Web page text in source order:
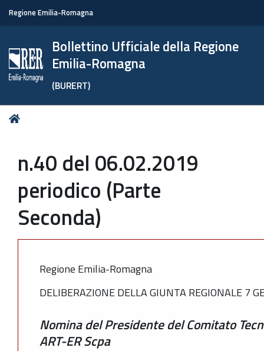
Regione Emilia-Romagna
Bollettino Ufficiale della Regione
Emilia-Romagna
(BURERT)
Tu
n.40 del 06.02.2019
periodico (Parte
Seconda)
Regione Emilia-Romagna
DELIBERAZIONE DELLA GIUNTA REGIONALE 7
Nomina del Presidente del Comitato
ART-ER Scpa